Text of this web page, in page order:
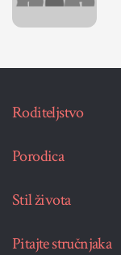
Roditeljstvo
Porodica
Stil života
Pitajte stručnjaka